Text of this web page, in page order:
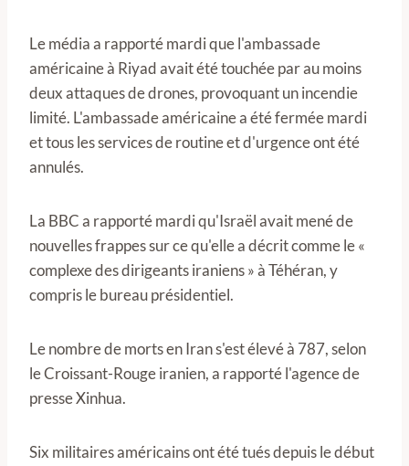
Le média a rapporté mardi que l'ambassade
américaine à Riyad avait été touchée par au moins
deux attaques de drones, provoquant un incendie
limité. L'ambassade américaine a été fermée mardi
et tous les services de routine et d'urgence ont été
annulés.
La BBC a rapporté mardi qu'Israël avait mené de
nouvelles frappes sur ce qu'elle a décrit comme le «
complexe des dirigeants iraniens » à Téhéran, y
compris le bureau présidentiel.
Le nombre de morts en Iran s'est élevé à 787, selon
le Croissant-Rouge iranien, a rapporté l'agence de
presse Xinhua.
Six militaires américains ont été tués depuis le début